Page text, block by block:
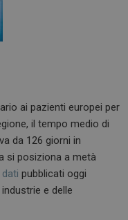
ai pazienti europei per
il tempo medio di
da 126 giorni in
si posiziona a metà
datipubblicati oggi
e delle